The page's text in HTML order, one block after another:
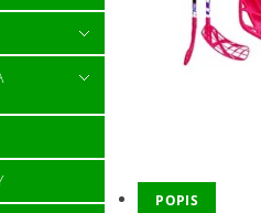
POPIS